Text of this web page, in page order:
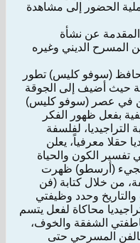
الحضور إلى مشاهدة
عن نشأة
المسرح الديني وغيره
(سوفو كليس) تطور
حيث أضيف إلى الجوقة
في عصر (سوفو كليس)
بفعل ظهور الفكر
التراجيديا، لفلسفة
حقلا معرفياً، يعلن
تفسير الكون والحياة
(أرسطو) ظهرت
من خلال كتابة (فن
وحدد وظيفتي
محاكاة لفعل يتسم
الشفقة والخوف،
المسرحي حتى